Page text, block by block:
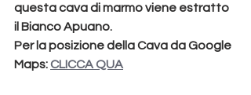
questa cava di marmo viene estratto
il Bianco Apuano.
Per la posizione della Cava da Google
Maps: CLICCA QUA